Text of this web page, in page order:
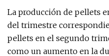
La producción de pellets
del trimestre
pellets en el segundo
como un aumento en la